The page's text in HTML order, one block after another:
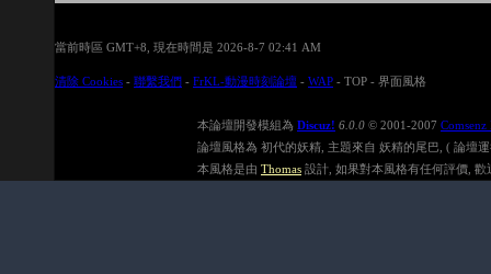
當前時區 GMT+8, 現在時間是 2026-8-7 02:41 AM
清除 Cookies - 聯繫我們 - FrKL-動漫時刻論壇 - WAP - TOP - 界面風格
本論壇開發模組為 Discuz! 6.0.0 © 2001-2007 Comsenz
論壇風格為 初代的妖精, 主題來自 妖精的尾巴, ( 論壇
本風格是由 Thomas 設計, 如果對本風格有任何評價,